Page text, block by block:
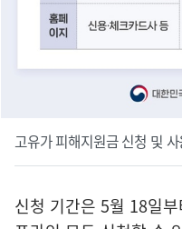
고유가 피해지원금 신청 및
신청 기간은 5월 18일